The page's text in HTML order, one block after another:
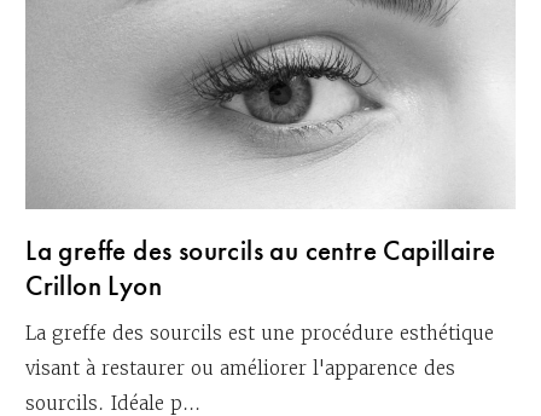
La greffe des sourcils au centre Capillaire
Crillon Lyon
La greffe des sourcils est une procédure esthétique
visant à restaurer ou améliorer l'apparence des
sourcils. Idéale p...